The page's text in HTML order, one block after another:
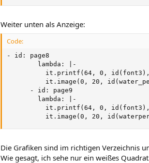
Weiter unten als Anzeige:
Code:
- id: page8
        lambda: |-
it.printf(64, 0,
it.image(0, 20,
      - id: page9
        lambda: |-
it.printf(64, 0,
it.image(0, 20,
Die Grafiken sind im richtigen Verzeichnis
Wie gesagt, ich sehe nur ein weißes